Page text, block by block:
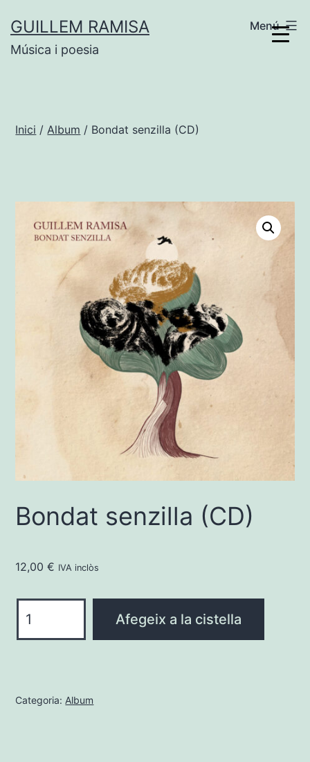
contingut
GUILLEM RAMISA
Música i poesia
Menú
Inici / Album / Bondat senzilla (CD)
Bondat senzilla (CD)
12,00€ IVA inclòs
de
Afegeix a la cistella
Categoria: Album